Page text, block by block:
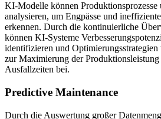
KI-Modelle können Produktionsprozesse
analysieren, um Engpässe und
erkennen. Durch die kontinuierliche
können KI-Systeme
identifizieren und
zur Maximierung der
Ausfallzeiten bei.
Predictive Maintenance
Durch die Auswertung großer